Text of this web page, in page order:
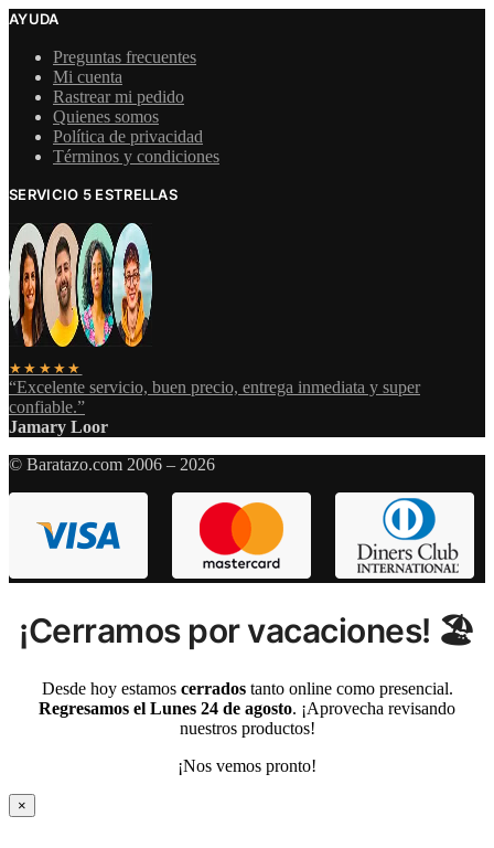
AYUDA
Preguntas frecuentes
Mi cuenta
Rastrear mi pedido
Quienes somos
Política de privacidad
Términos y condiciones
SERVICIO 5 ESTRELLAS
★★★★★
“Excelente servicio, buen precio, entrega inmediata y super
confiable.”
Jamary Loor
© Baratazo.com 2006 – 2026
¡Cerramos por vacaciones! 🏖️
Desde hoy estamos cerradostanto online como presencial.
Regresamos el Lunes 24 de agosto. ¡Aprovecha revisando
nuestros productos!
¡Nos vemos pronto!
×